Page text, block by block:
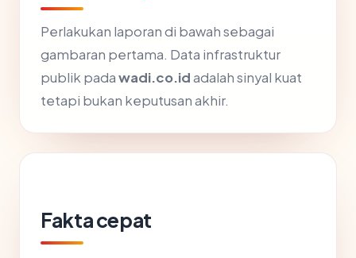
Perlakukan laporan di bawah sebagai
gambaran pertama. Data infrastruktur
publik padawadi.co.idadalah sinyal kuat
tetapi bukan keputusan akhir.
Fakta cepat